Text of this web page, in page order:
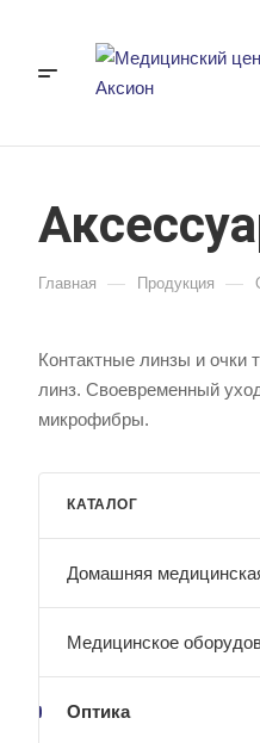
Главная — Продукция —
Контактные линзы и очки
линз. Своевременный
микрофибры.
Материал
КАТАЛОГ
Домашняя
Медицинское
Оптика